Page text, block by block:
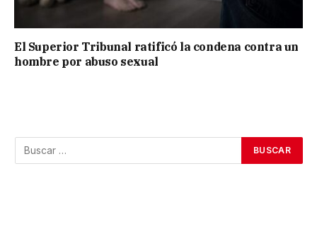
El Superior Tribunal ratificó la condena contra un
hombre por abuso sexual